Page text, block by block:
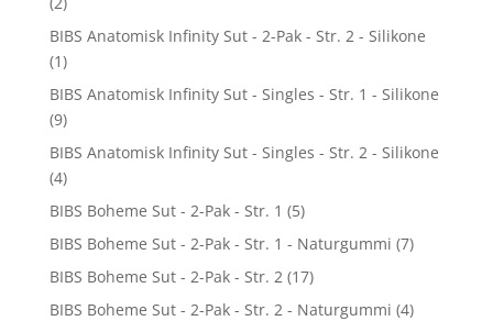
BIBS Anatomisk Infinity Sut - 2-Pak - Str. 2 - Silikone
(1)
BIBS Anatomisk Infinity Sut - Singles - Str. 1 - Silikone
(9)
BIBS Anatomisk Infinity Sut - Singles - Str. 2 - Silikone
(4)
BIBS Boheme Sut - 2-Pak - Str. 1 (5)
BIBS Boheme Sut - 2-Pak - Str. 1 - Naturgummi (7)
BIBS Boheme Sut - 2-Pak - Str. 2 (17)
BIBS Boheme Sut - 2-Pak - Str. 2 - Naturgummi (4)